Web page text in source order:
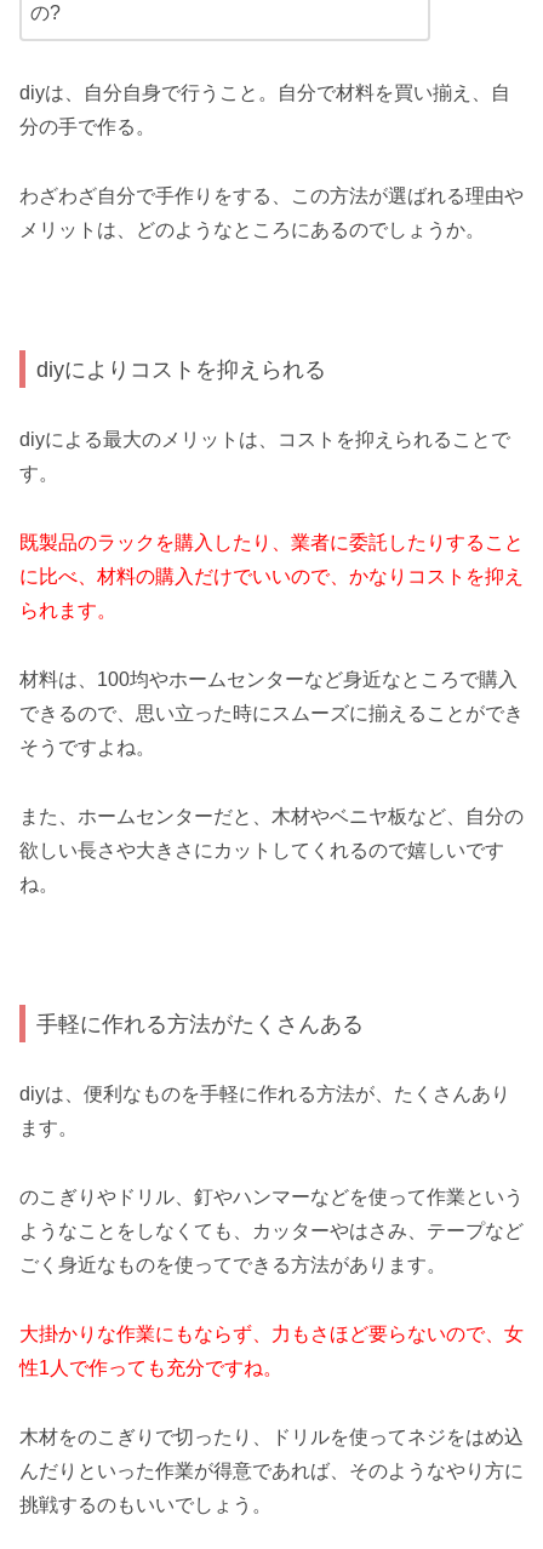
の?
diyは、自分自身で行うこと。自分で材料を買い揃え、自
分の手で作る。
わざわざ自分で手作りをする、この方法が選ばれる理由や
メリットは、どのようなところにあるのでしょうか。
diyによりコストを抑えられる
diyによる最大のメリットは、コストを抑えられることで
す。
既製品のラックを購入したり、業者に委託したりすること
に比べ、材料の購入だけでいいので、かなりコストを抑え
られます。
材料は、100均やホームセンターなど身近なところで購入
できるので、思い立った時にスムーズに揃えることができ
そうですよね。
また、ホームセンターだと、木材やベニヤ板など、自分の
欲しい長さや大きさにカットしてくれるので嬉しいです
ね。
手軽に作れる方法がたくさんある
diyは、便利なものを手軽に作れる方法が、たくさんあり
ます。
のこぎりやドリル、釘やハンマーなどを使って作業という
ようなことをしなくても、カッターやはさみ、テープなど
ごく身近なものを使ってできる方法があります。
大掛かりな作業にもならず、力もさほど要らないので、女
性1人で作っても充分ですね。
木材をのこぎりで切ったり、ドリルを使ってネジをはめ込
んだりといった作業が得意であれば、そのようなやり方に
挑戦するのもいいでしょう。